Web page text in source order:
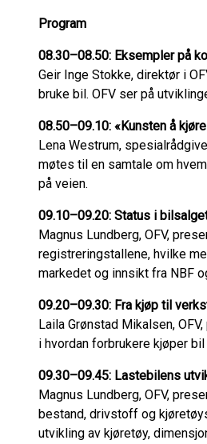
Program
08.30–08.50: Eksempler på
Geir Inge Stokke, direktør i
bruke bil. OFV ser på
08.50–09.10: «Kunsten å
Lena Westrum,
møtes til en samtale om
på veien.
09.10–09.20: Status i
Magnus Lundberg, OFV,
registreringstallene, hvilke
markedet og innsikt fra NBF
09.20–09.30: Fra kjøp til
Laila Grønstad Mikalsen,
i hvordan forbrukere kjøper
09.30–09.45: Lastebilens
Magnus Lundberg, OFV,
bestand, drivstoff og
utvikling av kjøretøy,